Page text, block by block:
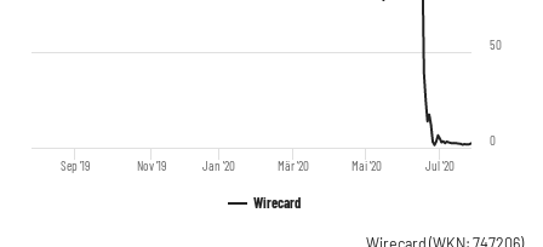
Wirecard
Sep '19 Nov '19 Jan '20 Mär '20 Mai '20 Jul '20
0
50
Wirecard (WKN: 747206)